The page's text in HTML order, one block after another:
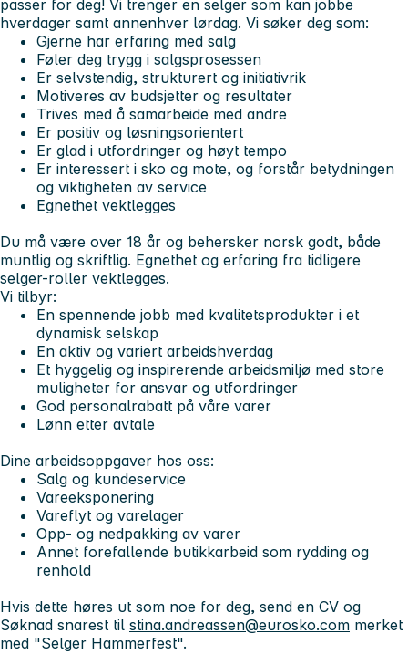
passer for deg! Vi trenger en selger som kan jobbe
hverdager samt annenhver lørdag. Vi søker deg som:
Gjerne har erfaring med salg
Føler deg trygg i salgsprosessen
Er selvstendig, strukturert og initiativrik
Motiveres av budsjetter og resultater
Trives med å samarbeide med andre
Er positiv og løsningsorientert
Er glad i utfordringer og høyt tempo
Er interessert i sko og mote, og forstår betydningen
og viktigheten av service
Egnethet vektlegges
Du må være over 18 år og behersker norsk godt, både
muntlig og skriftlig. Egnethet og erfaring fra tidligere
selger-roller vektlegges.
Vi tilbyr:
En spennende jobb med kvalitetsprodukter i et
dynamisk selskap
En aktiv og variert arbeidshverdag
Et hyggelig og inspirerende arbeidsmiljø med store
muligheter for ansvar og utfordringer
God personalrabatt på våre varer
Lønn etter avtale
Dine arbeidsoppgaver hos oss:
Salg og kundeservice
Vareeksponering
Vareflyt og varelager
Opp- og nedpakking av varer
Annet forefallende butikkarbeid som rydding og
renhold
Hvis dette høres ut som noe for deg, send en CV og
Søknad snarest til stina.andreassen@eurosko.com merket
med "Selger Hammerfest".